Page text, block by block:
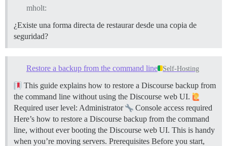
mholt:
¿Existe una forma directa de restaurar desde una copia de
seguridad?
Restore a backup from the command line Self-Hosting
This guide explains how to restore a Discourse backup from
the command line without using the Discourse web UI.
Required user level: Administrator
Console access required
Here’s how to restore a Discourse backup from the command
line, without ever booting the Discourse web UI. This is handy
when you’re moving servers. Prerequisites Before you start,